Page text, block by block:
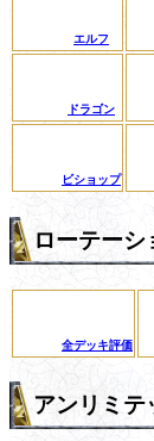
エルフ
ドラゴン
ビショップ
ローテー
全デッキ評価
アンリミテ